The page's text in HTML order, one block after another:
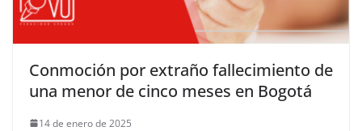
Conmoción por extraño fallecimiento de
una menor de cinco meses en Bogotá
14 de enero de 2025